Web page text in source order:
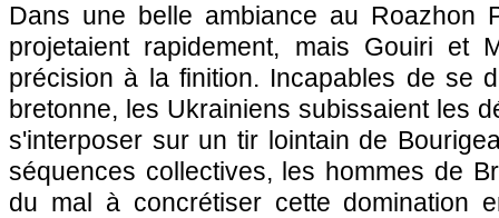
Dans une belle ambiance au Roazhon
projetaient rapidement, mais Gouiri et
précision à la finition. Incapables de se
bretonne, les Ukrainiens subissaient les
s'interposer sur un tir lointain de
séquences collectives, les hommes de
du mal à concrétiser cette domination